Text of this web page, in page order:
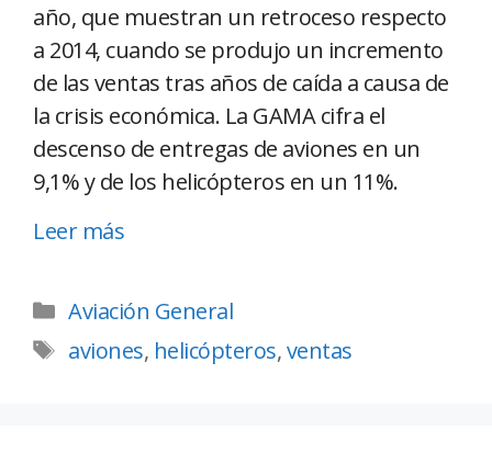
año, que muestran un retroceso respecto
a 2014, cuando se produjo un incremento
de las ventas tras años de caída a causa de
la crisis económica. La GAMA cifra el
descenso de entregas de aviones en un
9,1% y de los helicópteros en un 11%.
Leer más
Aviación General
aviones, helicópteros,ventas